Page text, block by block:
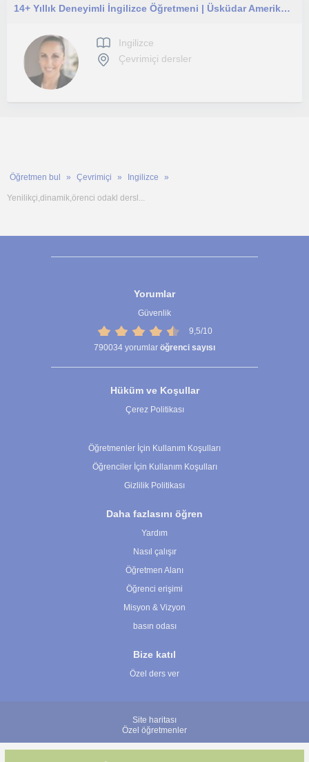
14+ Yıllık Deneyimli İngilizce Öğretmeni | Üsküdar Amerikan Lisesi Mezunu | Online & Yüz Yüze | Çocuk & Yetişkin
Ingilizce
Çevrimiçi dersler
Öğretmen bul Çevrimiçi Ingilizce
Yenilikçi,dinamik,örenci odakl dersl...
Yorumlar
Güvenlik
9,5/10
790034 yorumlar öğrenci sayısı
Hüküm ve Koşullar
Çerez Politikası
Öğretmenler İçin Kullanım Koşulları
Öğrenciler İçin Kullanım Koşulları
Gizlilik Politikası
Daha fazlasını öğren
Yardım
Nasıl çalışır
Öğretmen Alanı
Öğrenci erişimi
Misyon & Vizyon
basın odası
Bize katıl
Özel ders ver
Site haritası
Özel öğretmenler